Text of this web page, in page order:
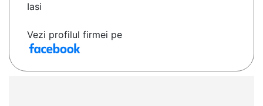
Iasi
Vezi profilul firmei pe